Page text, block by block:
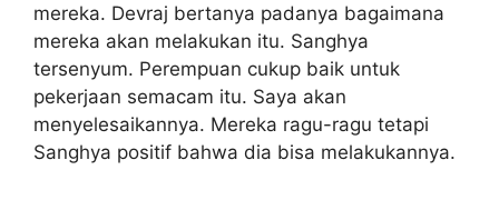
mereka. Devraj bertanya padanya bagaimana
mereka akan melakukan itu. Sanghya
tersenyum. Perempuan cukup baik untuk
pekerjaan semacam itu. Saya akan
menyelesaikannya. Mereka ragu-ragu tetapi
Sanghya positif bahwa dia bisa melakukannya.